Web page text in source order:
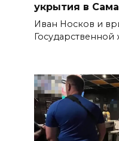
укрытия в
Иван Носков и